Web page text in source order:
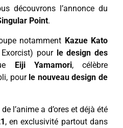
découvrons l’annonce du
Point.
notamment Kazue Kato
pour le design des
Eiji Yamamori, célèbre
pour le nouveau design de
de l’anime a d’ores et déjà été
, en exclusivité partout dans